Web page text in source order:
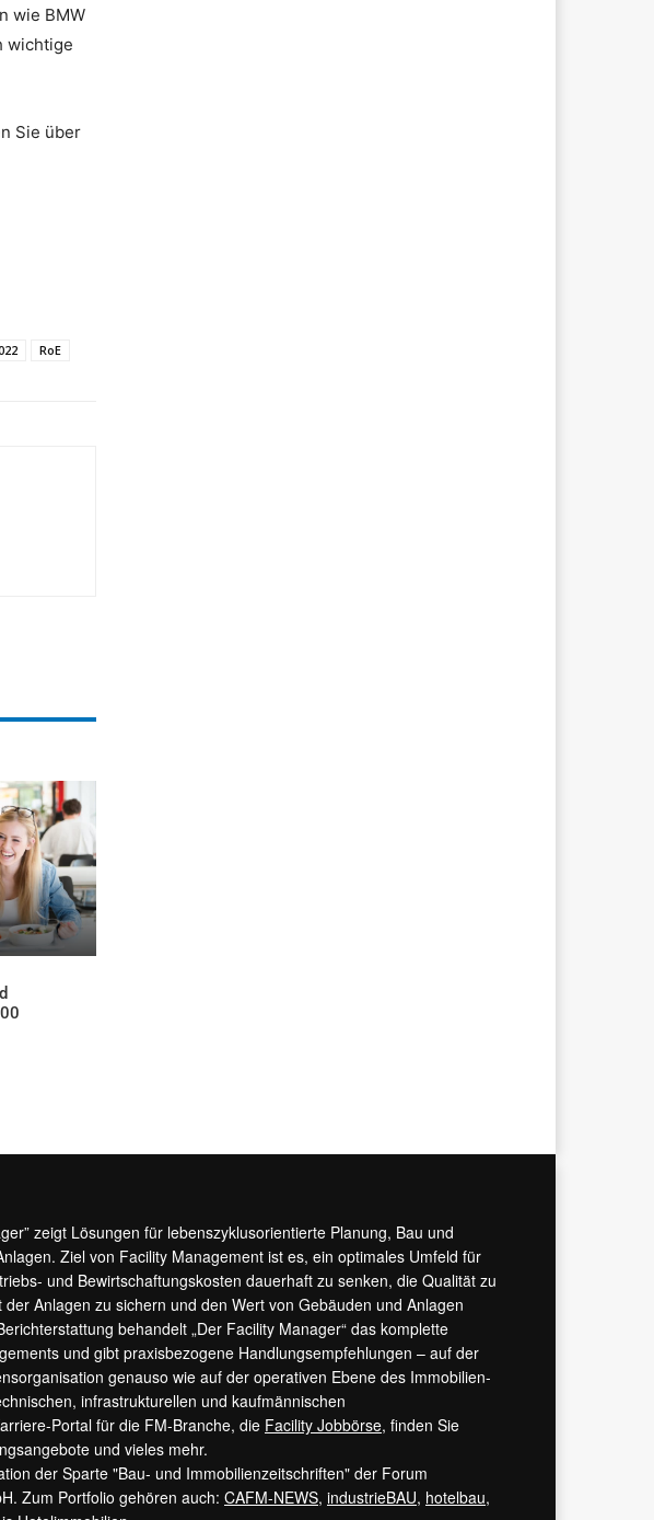
wie BMW
wichtige
Sie über
RoE
zeigt Lösungen für lebenszyklusorientierte Planung, Bau und
Ziel von Facility Management ist es, ein optimales Umfeld für
und Bewirtschaftungskosten dauerhaft zu senken, die Qualität zu
Anlagen zu sichern und den Wert von Gebäuden und Anlagen
behandelt „Der Facility Manager“ das komplette
und gibt praxisbezogene Handlungsempfehlungen – auf der
genauso wie auf der operativen Ebene des Immobilien-
infrastrukturellen und kaufmännischen
Portal für die FM-Branche, die Facility Jobbörse, finden Sie
und vieles mehr.
der Sparte "Bau- und Immobilienzeitschriften" der Forum
Zum Portfolio gehören auch: CAFM-NEWS, industrieBAU, hotelbau,